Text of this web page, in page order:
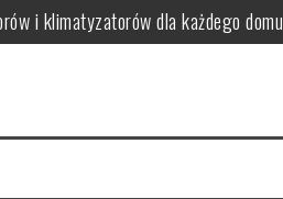
i klimatyzatorów dla każdego domu
wnętrza
funkcjonalność i estetykę?
prysznicowej?